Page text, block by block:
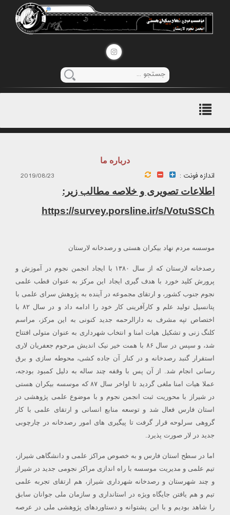
منوی
اصلی
درباره ما
اندازه فونت : 2019/08/23
اطلاعات تصویری و خلاصه مطالب زیر:
https://survey.porsline.ir/s/VotuSSCh
موسسه مردم نهاد بیکران هستی و رصدخانه لارستان
رصدخانه لارستان که از سال ۱۳۸۰ با ایجاد انجمن نجوم در آموزش و
پرورش کلید خورد با هدف گیری ایجاد این مرکز به عنوان قطب علمی
نجوم جنوب کشور، و ارتقای مجموعه در آینده به پژوهش سرای علمی با
پتانسیل تولید علم و کارآفرینی کار خود را ادامه داد و در سال ۸۲ با
اختصاص تپه مشرف به دارالرحمه جدید کنونی به این مرکز، مراسم
کلنگ زنی و تشکیل هیات امنا و انتخاب شهرداری به عنوان متولی افتتاح
شد، و سپس در سال ۸۶ با همت خیر نیک اندیش مرحوم جعفریان لاری
استقرار گنبد رصدخانه و در کنار آن جاده کشی، محوطه سازی و برق
رسانی انجام شد. از آن پس با وقفه چند ساله به دلیل کمبود بودجه،
عملا هیات امنا ملغی گردید تا اواخر سال ۸۷ که موسسه بیکران هستی
در شیراز با محوریت ثبت انجمن نجوم و با موضوع علمی پژوهشی در
استان فارس فعال شد و توسعه منابع انسانی و ارتقای علمی با کار
گروهی سرلوحه قرار گرفت تا پیگیری های امور رصدخانه در چارچوبی
جدید در لار صورت پذیرد.
اما در سطح استان فارس و به خصوص مراکز علمی و دانشگاهی شیراز،
تیم علمی و مدیریت موسسه با راه اندازی مراکز نجومی جدید در شیراز
و چند شهرستان و رصدخانه شهرداری شیراز، هم ارتقای تجربه علمی
تیم و هم یافتن جایگاه ویژه در استانداری و سازمان ملی جوانان سابق
را شاهد بودیم و با این پشتوانه و دستاوردهای پژوهشی ملی در عرصه